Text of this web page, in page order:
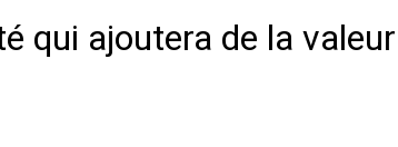
qui ajoutera de la